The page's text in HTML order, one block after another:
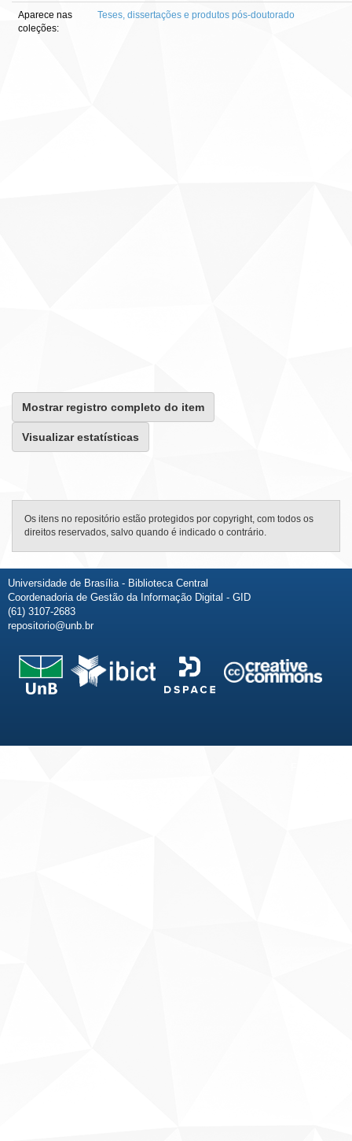
Aparece nas
coleções:
Teses, dissertações e produtos pós-doutorado
Mostrar registro completo do item
Visualizar estatísticas
Os itens no repositório estão protegidos por copyright, com todos os
direitos reservados, salvo quando é indicado o contrário.
Universidade de Brasília - Biblioteca Central
Coordenadoria de Gestão da Informação Digital - GID
(61) 3107-2683
repositorio@unb.br